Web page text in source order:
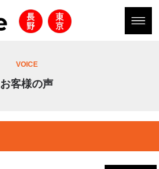
VOICE
お客様の声